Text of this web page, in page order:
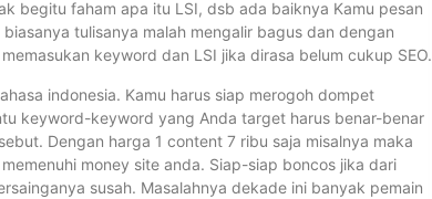
begitu faham apa itu LSI, dsb ada baiknya Kamu pesan
tulisanya malah mengalir bagus dan dengan
keyword dan LSI jika dirasa belum cukup SEO.
indonesia. Kamu harus siap merogoh dompet
keyword-keyword yang Anda target harus benar-benar
Dengan harga 1 content 7 ribu saja misalnya maka
money site anda. Siap-siap boncos jika dari
susah. Masalahnya dekade ini banyak pemain